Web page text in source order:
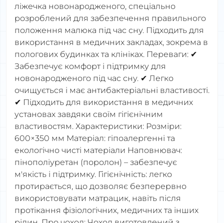
ліжечка новонародженого, спеціально
розроблений для забезпечення правильного
положення малюка під час сну. Підходить для
використання в медичних закладах, зокрема в
пологових будинках та клініках. Переваги: ✔
Забезпечує комфорт і підтримку для
новонародженого під час сну. ✔ Легко
очищується і має антибактеріальні властивості.
✔ Підходить для використання в медичних
установах завдяки своїм гігієнічним
властивостям. Характеристики: Розміри:
600×350 мм Матеріал: гіпоалергенні та
екологічно чисті матеріали Наповнювач:
пінополіуретан (поролон) – забезпечує
м'якість і підтримку. Гігієнічність: легко
протирається, що дозволяє безперервно
використовувати матрацик, навіть після
протікання фізіологічних, медичних та інших